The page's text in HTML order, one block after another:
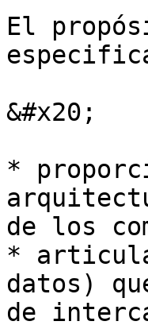
El
&#x20;
*
de los
*
datos)
de